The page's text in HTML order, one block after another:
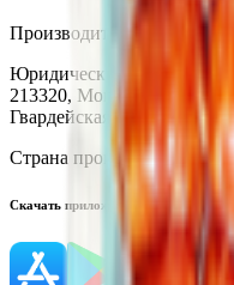
Производитель:
ЗАО
Юридический адрес:
213320, Могилевская
Гвардейская, 2А
Страна производства:
Скачать приложение